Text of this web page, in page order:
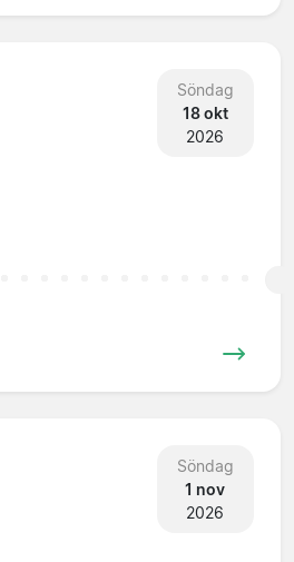
Söndag
18 okt
2026
Söndag
1 nov
2026